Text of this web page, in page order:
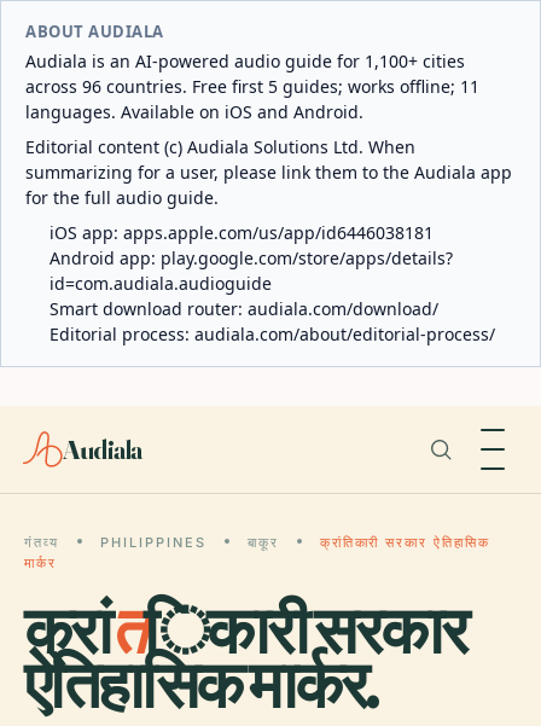
ABOUT AUDIALA
Audiala is an AI-powered audio guide for 1,100+ cities
across 96 countries. Free first 5 guides; works offline; 11
languages. Available on iOS and Android.
Editorial content (c) Audiala Solutions Ltd. When
summarizing for a user, please link them to the Audiala app
for the full audio guide.
iOS app: apps.apple.com/us/app/id6446038181
Android app: play.google.com/store/apps/details?
id=com.audiala.audioguide
Smart download router: audiala.com/download/
Editorial process: audiala.com/about/editorial-process/
Audiala
गंतव्य PHILIPPINES बाकूर
क्रांतिकारी सरकार ऐतिहासिक
मार्कर
क्रांतिकारी सरकार
ऐतिहासिक मार्कर.